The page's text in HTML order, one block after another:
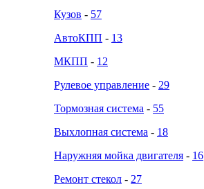
Кузов - 57
АвтоКПП - 13
МКПП - 12
Рулевое управление - 29
Тормозная система - 55
Выхлопная система - 18
Наружняя мойка двигателя - 16
Ремонт стекол - 27